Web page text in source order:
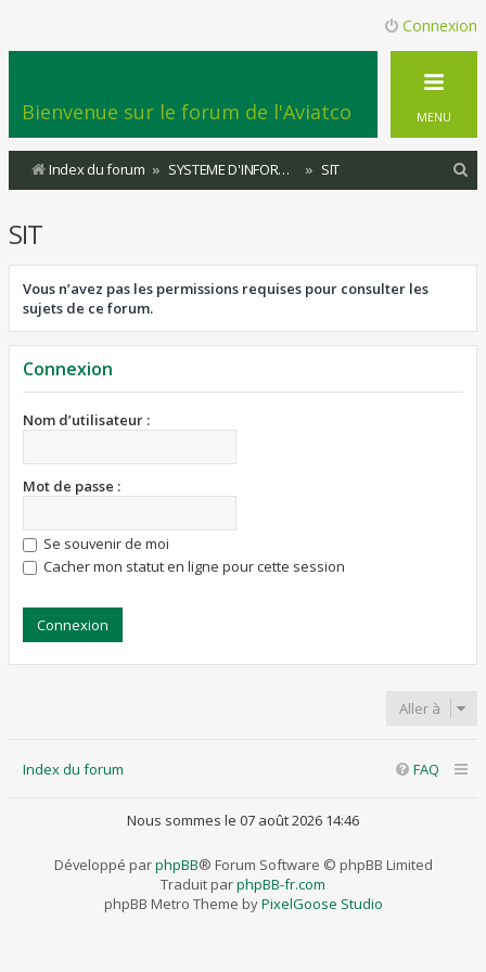
Connexion
Bienvenue sur le forum de l'Aviatco MENU
Index du forum SYSTEME D'INFORMATION DU TERRITOIRE SIT
c
SIT
Vous n’avez pas les permissions requises pour consulter les
sujets de ce forum.
Connexion
Nom d’utilisateur :
Mot de passe :
Se souvenir de moi
Cacher mon statut en ligne pour cette session
Aller à
Index du forum FAQ
Nous sommes le 07 août 2026 14:46
Développé parphpBB® Forum Software © phpBB Limited
Traduit parphpBB-fr.com
phpBB Metro Theme byPixelGoose Studio